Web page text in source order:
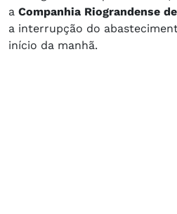
a Companhia Riograndense
a interrupção do
início da manhã.